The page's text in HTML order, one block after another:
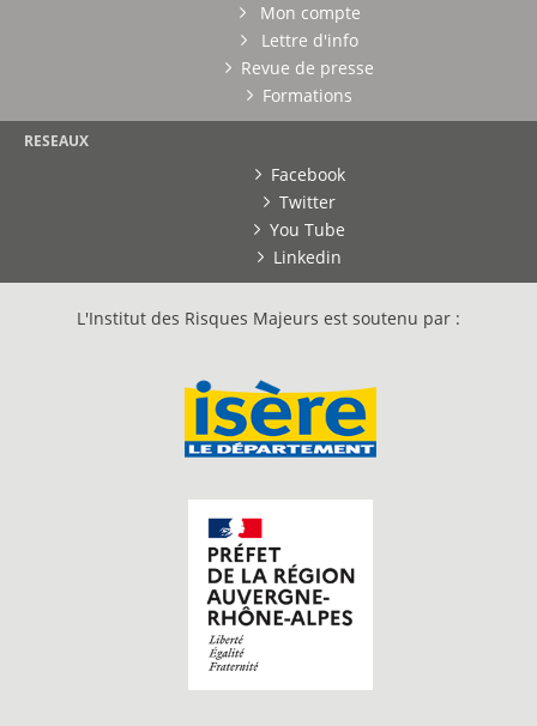
Mon compte
Lettre d'info
Revue de presse
Formations
RESEAUX
Facebook
Twitter
You Tube
Linkedin
L'Institut des Risques Majeurs est soutenu par :